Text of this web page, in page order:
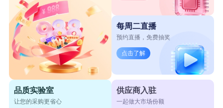
每周二直播
预约直播，免费抽奖
点击了解
品质实验室
让您的采购更省心
供应商入驻
一起做大市场份额